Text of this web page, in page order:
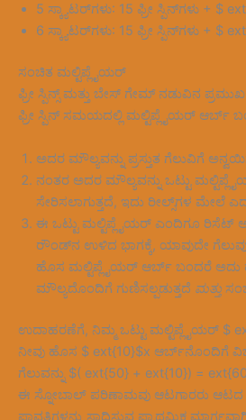
5 ಸ್ಕ್ಯಾಟರ್‌ಗಳು: 15 ಫ್ರೀ ಸ್ಪಿನ್‌ಗಳು + $
6 ಸ್ಕ್ಯಾಟರ್‌ಗಳು: 15 ಫ್ರೀ ಸ್ಪಿನ್‌ಗಳು + $
ಸಂಚಿತ ಮಲ್ಟಿಪ್ಲೈಯರ್
ಫ್ರೀ ಸ್ಪಿನ್ಸ್ ಮತ್ತು ಬೇಸ್ ಗೇಮ್ ನಡುವಿನ
ಫ್ರೀ ಸ್ಪಿನ್ ಸಮಯದಲ್ಲಿ ಮಲ್ಟಿಪ್ಲೈಯರ್ ಆರ್ಬ್
ಅದರ ಮೌಲ್ಯವನ್ನು ಪ್ರಸ್ತುತ ಗೆಲುವಿಗೆ
ನಂತರ ಅದರ ಮೌಲ್ಯವನ್ನು ಒಟ್ಟು
ಸೇರಿಸಲಾಗುತ್ತದೆ, ಇದು ರೀಲ್ಸ್‌ಗಳ ಮೇಲೆ
ಈ ಒಟ್ಟು ಮಲ್ಟಿಪ್ಲೈಯರ್ ಎಂದಿಗೂ ರಿಸೆಟ್
ರೌಂಡ್‌ನ ಉಳಿದ ಭಾಗಕ್ಕೆ, ಯಾವುದೇ
ಹೊಸ ಮಲ್ಟಿಪ್ಲೈಯರ್ ಆರ್ಬ್ ಬಂದರೆ
ಮೌಲ್ಯದೊಂದಿಗೆ ಗುಣಿಸಲ್ಪಡುತ್ತದೆ ಮತ್ತು
ಉದಾಹರಣೆಗೆ, ನಿಮ್ಮ ಒಟ್ಟು ಮಲ್ಟಿಪ್ಲೈಯರ್ $
ನೀವು ಹೊಸ $ ext{10}$x ಆರ್ಬ್‌ನೊಂದಿಗೆ
ಗೆಲುವನ್ನು $( ext{50} + ext{10}) =
ಈ ಸ್ನೋಬಾಲ್ ಪರಿಣಾಮವು ಆಟಗಾರರು ಆಟದ
ಪಾವತಿಗಳನ್ನು ಸಾಧಿಸುವ ಪ್ರಾಥಮಿಕ